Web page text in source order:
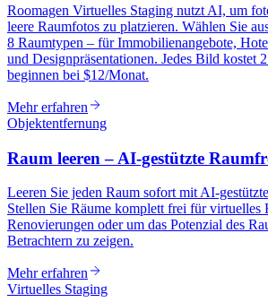
Roomagen Virtuelles Staging nutzt AI, um
leere Raumfotos zu platzieren. Wählen Sie
8 Raumtypen – für Immobilienangebote,
und Designpräsentationen. Jedes Bild kostet
beginnen bei $12/Monat.
Mehr erfahren
Objektentfernung
Raum leeren – AI-gestützte
Leeren Sie jeden Raum sofort mit AI-
Stellen Sie Räume komplett frei für virtuelles
Renovierungen oder um das Potenzial des
Betrachtern zu zeigen.
Mehr erfahren
Virtuelles Staging